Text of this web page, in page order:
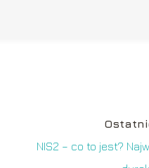
NIS2 – co to jest?